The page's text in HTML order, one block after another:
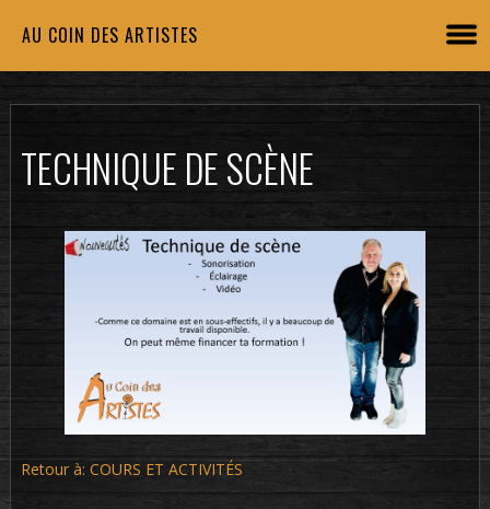
AU COIN DES ARTISTES
TECHNIQUE DE SCÈNE
Retour à: COURS ET ACTIVITÉS